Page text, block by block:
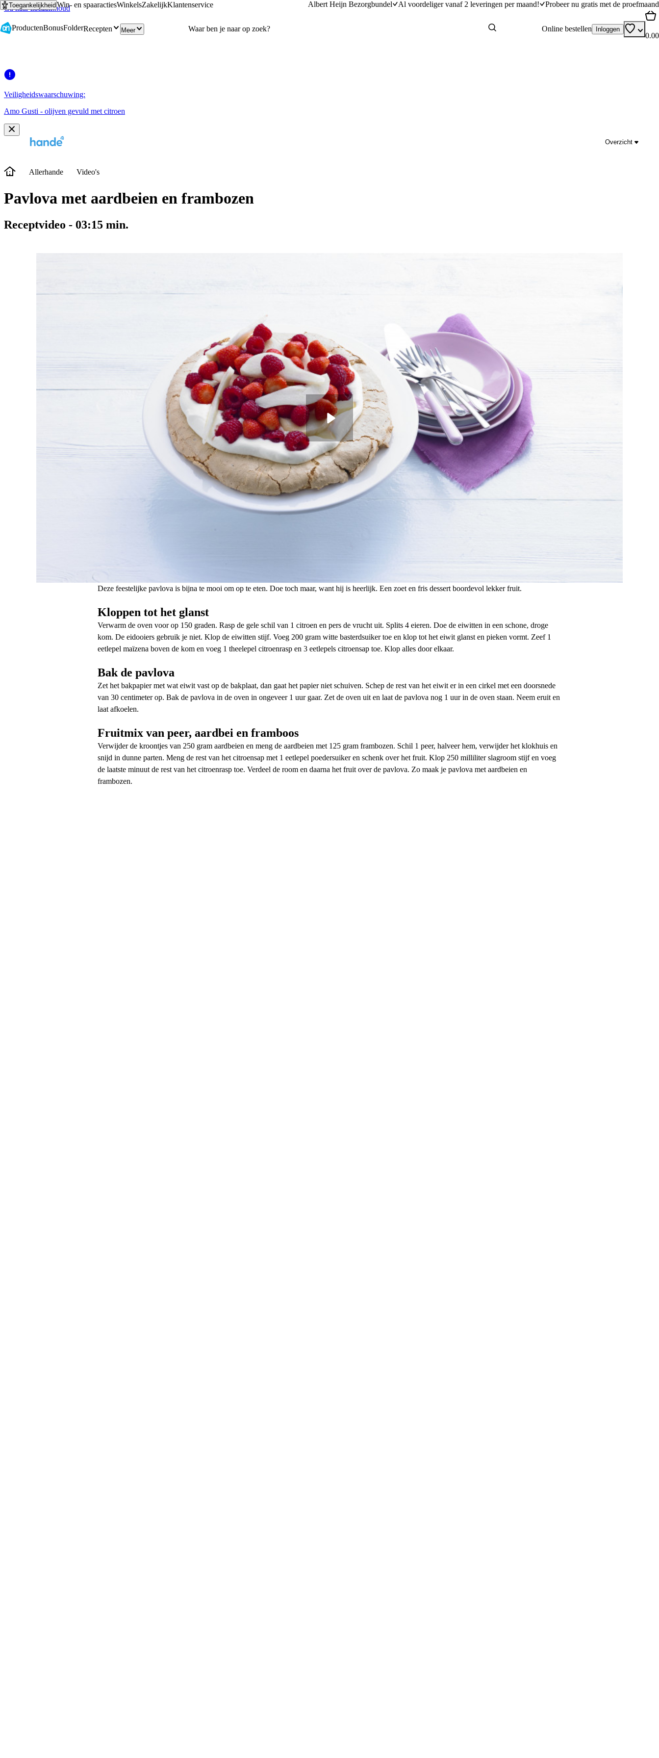
Ga naar hoofdinhoud
Ga naar zoeken
ToegankelijkheidWin- en spaaractiesWinkelsZakelijkKlantenservice Albert Heijn Bezorgbundel Al voordeliger vanaf 2 leveringen per maand! Probeer nu gratis met de proefmaand
ProductenBonusFolderRecepten Meer Online bestellen Inloggen
0.00
Veiligheidswaarschuwing:
Amo Gusti - olijven gevuld met citroen
Overzicht
Allerhande Video's
Pavlova met aardbeien en frambozen
Receptvideo - 03:15 min.
Deze feestelijke pavlova is bijna te mooi om op te eten. Doe toch maar, want hij is heerlijk. Een zoet en fris dessert boordevol lekker fruit.
Kloppen tot het glanst
Verwarm de oven voor op 150 graden. Rasp de gele schil van 1 citroen en pers de vrucht uit. Splits 4 eieren. Doe de eiwitten in een schone, droge
kom. De eidooiers gebruik je niet. Klop de eiwitten stijf. Voeg 200 gram witte basterdsuiker toe en klop tot het eiwit glanst en pieken vormt. Zeef 1
eetlepel maïzena boven de kom en voeg 1 theelepel citroenrasp en 3 eetlepels citroensap toe. Klop alles door elkaar.
Bak de pavlova
Zet het bakpapier met wat eiwit vast op de bakplaat, dan gaat het papier niet schuiven. Schep de rest van het eiwit er in een cirkel met een doorsnede
van 30 centimeter op. Bak de pavlova in de oven in ongeveer 1 uur gaar. Zet de oven uit en laat de pavlova nog 1 uur in de oven staan. Neem eruit en
laat afkoelen.
Fruitmix van peer, aardbei en framboos
Verwijder de kroontjes van 250 gram aardbeien en meng de aardbeien met 125 gram frambozen. Schil 1 peer, halveer hem, verwijder het klokhuis en
snijd in dunne parten. Meng de rest van het citroensap met 1 eetlepel poedersuiker en schenk over het fruit. Klop 250 milliliter slagroom stijf en voeg
de laatste minuut de rest van het citroenrasp toe. Verdeel de room en daarna het fruit over de pavlova. Zo maak je pavlova met aardbeien en
frambozen.